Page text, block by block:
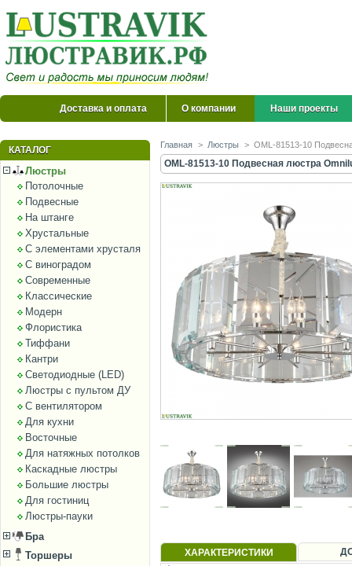
Доставка и оплата О компании Наши проекты
КАТАЛОГ
Люстры
Потолочные
Подвесные
На штанге
Хрустальные
С элементами хрусталя
С виноградом
Современные
Классические
Модерн
Флористика
Тиффани
Кантри
Светодиодные (LED)
Люстры с пультом ДУ
С вентилятором
Для кухни
Восточные
Для натяжных потолков
Каскадные люстры
Большие люстры
Для гостиниц
Люстры-пауки
Бра
Торшеры
Главная > Люстры > OML-81513-10
OML-81513-10 Подвесная люстра
ХАРАКТЕРИСТИКИ